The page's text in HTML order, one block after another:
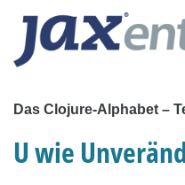
Das Clojure-Alphabet –
U wie